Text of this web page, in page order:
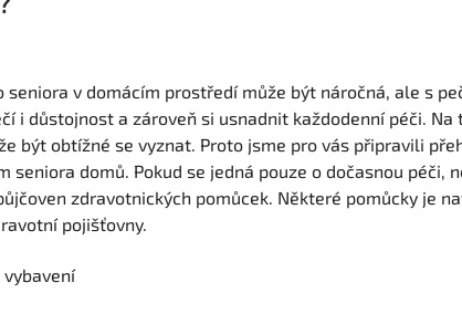
seniora v domácím prostředí může být náročná, ale s
i důstojnost a zároveň si usnadnit každodenní péči.
být obtížné se vyznat. Proto jsme pro vás připravili
seniora domů. Pokud se jedná pouze o dočasnou péči,
zdravotnických pomůcek. Některé pomůcky je
pojišťovny.
vybavení